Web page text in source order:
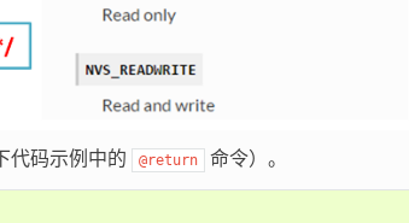
代码示例中的 @return 命令）。